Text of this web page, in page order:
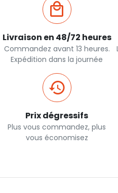
Livraison en 48/72 heures
Commandez avant 13 heures.
Expédition dans la journée
Prix dégressifs
Plus vous commandez, plus
vous économisez